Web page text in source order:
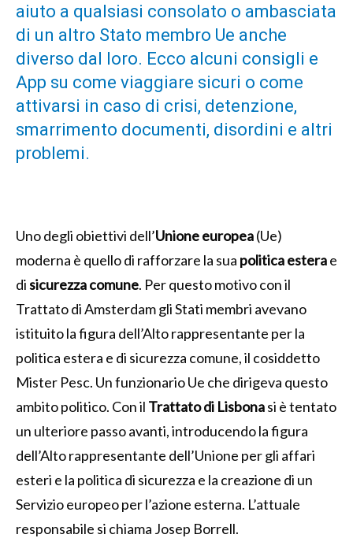
aiuto a qualsiasi consolato o ambasciata
di un altro Stato membro Ue anche
diverso dal loro. Ecco alcuni consigli e
App su come viaggiare sicuri o come
attivarsi in caso di crisi, detenzione,
smarrimento documenti, disordini e altri
problemi.
Uno degli obiettivi dell’Unione europea(Ue)
moderna è quello di rafforzare la sua politica esterae
disicurezza comune. Per questo motivo con il
Trattato di Amsterdam gli Stati membri avevano
istituito la figura dell’Alto rappresentante per la
politica estera e di sicurezza comune, il cosiddetto
Mister Pesc. Un funzionario Ue che dirigeva questo
ambito politico. Con il Trattato di Lisbonasi è tentato
un ulteriore passo avanti, introducendo la figura
dell’Alto rappresentante dell’Unione per gli affari
esteri e la politica di sicurezza e la creazione di un
Servizio europeo per l’azione esterna. L’attuale
responsabile si chiama Josep Borrell.